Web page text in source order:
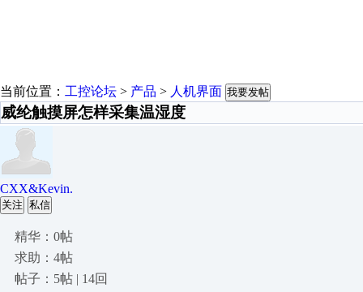
当前位置： 工控论坛 > 产品 > 人机界面 我要发帖
威纶触摸屏怎样采集温湿度
CXX&Kevin.
关注 私信
精华：0帖
求助：4帖
帖子：5帖 | 14回